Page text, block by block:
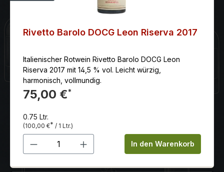
Rivetto Barolo DOCG Leon Riserva 2017
Italienischer Rotwein Rivetto Barolo DOCG Leon
Riserva 2017 mit 14,5 % vol. Leicht würzig,
harmonisch, vollmundig.
75,00 €*
0.75 Ltr.
(100,00 €* / 1 Ltr.)
Produkt Anzahl: Gib denIn den Warenkorb